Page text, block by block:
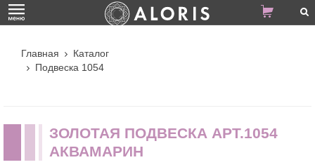
Главная
Каталог
Подвеска 1054
ЗОЛОТАЯ ПОДВЕСКА АРТ.1054
АКВАМАРИН